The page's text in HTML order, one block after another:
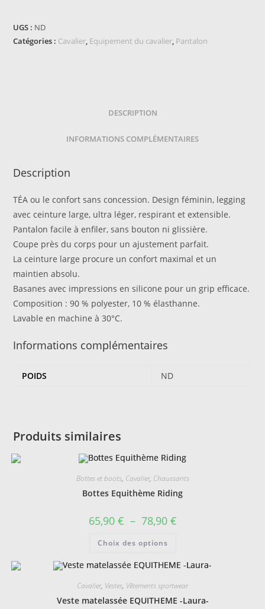
EQUITHÈME
Tea
UGS : ND
Catégories : Cavalier, Equipement du cavalier, Pantalon
DESCRIPTION
INFORMATIONS COMPLÉMENTAIRES
Description
TÉA ou le confort sans concession. Design féminin, legging
avec ceinture large, ultra léger, respirant et extensible.
Pantalon facile à enfiler, sans bouton ni glissière.
Coupe près du corps pour un ajustement parfait.
La ceinture large procure un confort maximal et un
maintien absolu.
Basanes avec impressions en silicone pour un grip efficace.
Composition : 90 % polyester, 10 % élasthanne.
Lavable en machine à 30°C.
Informations complémentaires
POIDS ND
Produits similaires
Bottes et boots, Cavalier, Chaussants
Bottes Equithème Riding
65,90 € – 78,90 €Plage
de
78,90 €
Choix des options
plusieurs
variations.
options
être
Cavalier, Vestes, Vêtements sportwear
Veste matelassée EQUITHEME -Laura-